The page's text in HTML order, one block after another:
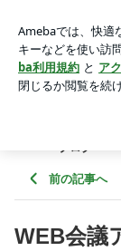
ばん式暗算アプリをダウン
ょう。
ブログ
前の記事へ
WEB会議